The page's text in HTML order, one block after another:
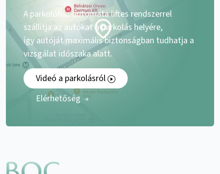
A parkolóház automata liftes rendszerrel
szállítja az autókat a parkolás helyére,
így autóját maximális biztonságban tudhatja a
vizsgálat időszaka alatt.
Videó a parkolásról
Elérhetőség